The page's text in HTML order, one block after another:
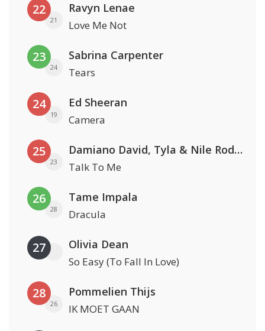
22
21
Ravyn Lenae
Love Me Not
23
24
Sabrina Carpenter
Tears
24
19
Ed Sheeran
Camera
25
23
Damiano David, Tyla & Nile Rodgers
Talk To Me
26
28
Tame Impala
Dracula
27 Olivia Dean
So Easy (To Fall In Love)
28
26
Pommelien Thijs
IK MOET GAAN